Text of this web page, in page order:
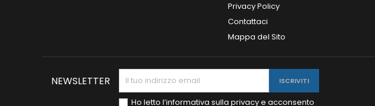
Privacy Policy
Contattaci
Mappa del Sito
NEWSLETTER
Ho letto l’informativa sulla privacy e acconsento